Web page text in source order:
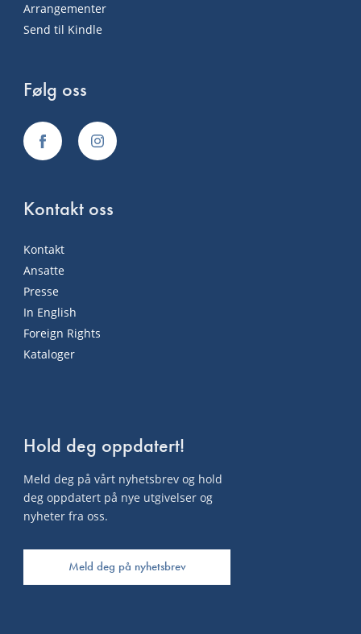
Arrangementer
Send til Kindle
Følg oss
Kontakt oss
Kontakt
Ansatte
Presse
In English
Foreign Rights
Kataloger
Hold deg oppdatert!
Meld deg på vårt nyhetsbrev og hold
deg oppdatert på nye utgivelser og
nyheter fra oss.
Meld deg på nyhetsbrev